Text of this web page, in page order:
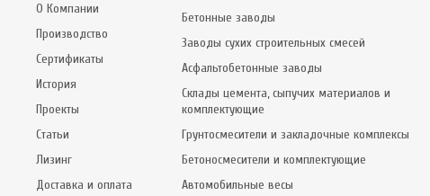
О Компании
Производство
Сертификаты
История
Проекты
Статьи
Лизинг
Доставка и оплата
Бетонные заводы
Заводы сухих строительных смесей
Асфальтобетонные заводы
Склады цемента, сыпучих материалов и
комплектующие
Грунтосмесители и закладочные комплексы
Бетоносмесители и комплектующие
Автомобильные весы